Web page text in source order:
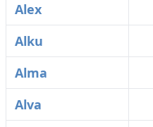
Alex
Alku
Alma
Alva